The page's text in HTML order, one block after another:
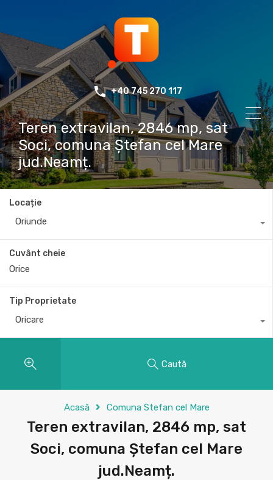
+40 745 270 117
Teren extravilan, 2846 mp, sat
Soci, comuna Ștefan cel Mare
jud.Neamț.
Locație
Oriunde
Cuvânt cheie
Tip Proprietate
Oricare
Caută
Acasă Comuna Stefan cel Mare
Teren extravilan, 2846 mp, sat
Soci, comuna Ștefan cel Mare
jud.Neamț.